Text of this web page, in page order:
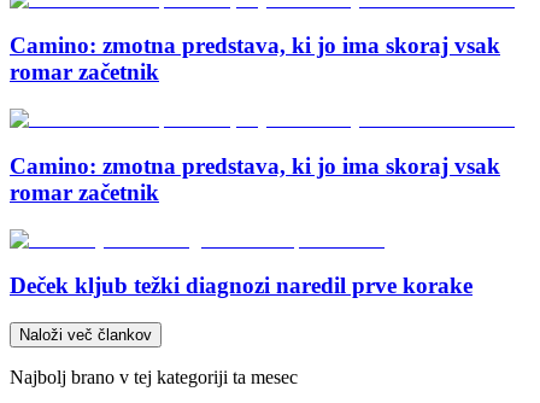
Camino: zmotna predstava, ki jo ima skoraj vsak
romar začetnik
Camino: zmotna predstava, ki jo ima skoraj vsak
romar začetnik
Deček kljub težki diagnozi naredil prve korake
Naloži več člankov
Najbolj brano v tej kategoriji ta mesec